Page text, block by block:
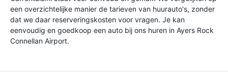
een overzichtelijke manier de tarieven van huurauto's, zonder
dat we daar reserveringskosten voor vragen. Je kan
eenvoudig en goedkoop een auto bij ons huren in Ayers Rock
Connellan Airport.